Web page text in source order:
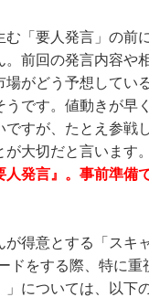
「要人発言」の前
。前回の発言内容や
場がどう予想してい
うです。値動きが早
ですが、たとえ参戦
が大切だと言います
人発言』。事前準備
得意とする「スキ
ドをする際、特に重
」については、以下